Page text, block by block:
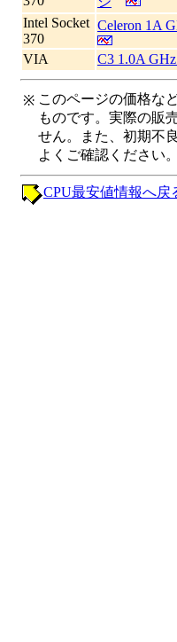
Intel Socket
370
Celeron 1A
VIA
C3 1.0A
※ このページの価格な
ものです。実際の販
せん。また、初期不
よくご確認ください。
CPU最安値情報へ戻